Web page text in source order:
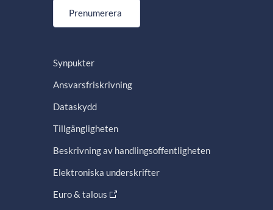
Prenumerera
Synpukter
Ansvarsfriskrivning
Dataskydd
Tillgängligheten
Beskrivning av handlingsoffentligheten
Elektroniska underskrifter
Euro & talous